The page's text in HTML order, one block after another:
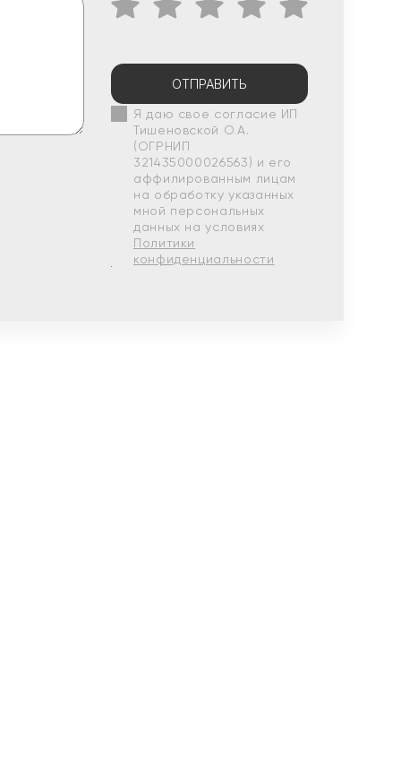
ОТПРАВИТЬ
Я даю свое согласие ИП
Тишеновской О.А.
(ОГРНИП
321435000026563) и его
аффилированным лицам
на обработку указанных
мной персональных
данных на условиях
Политики
конфиденциальности